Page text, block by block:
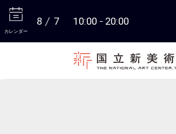
カレンダー
8 7 10:00 20:00